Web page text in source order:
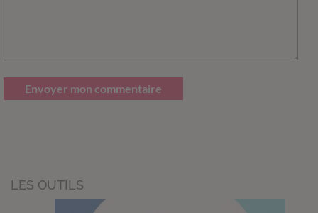
Envoyer mon commentaire
LES OUTILS